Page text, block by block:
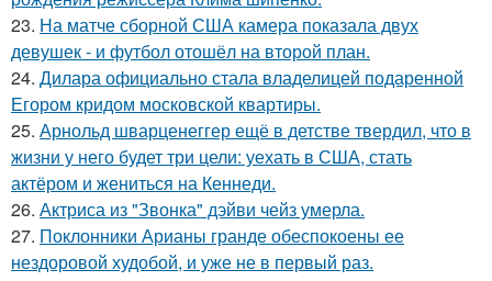
23. На матче сборной США камера показала двух
девушек - и футбол отошёл на второй план.
24. Дилара официально стала владелицей подаренной
Егором кридом московской квартиры.
25. Арнольд шварценеггер ещё в детстве твердил, что в
жизни у него будет три цели: уехать в США, стать
актёром и жениться на Кеннеди.
26. Актриса из "Звонка" дэйви чейз умерла.
27. Поклонники Арианы гранде обеспокоены ее
нездоровой худобой, и уже не в первый раз.